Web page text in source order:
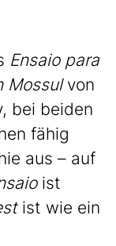
Ensaio para
Mossulvon
bei beiden
fähig
aus – auf
ist
ist wie ein